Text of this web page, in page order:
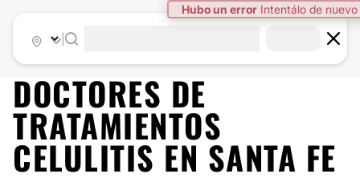
DOCTORES DE
TRATAMIENTOS
CELULITIS EN SANTA FE